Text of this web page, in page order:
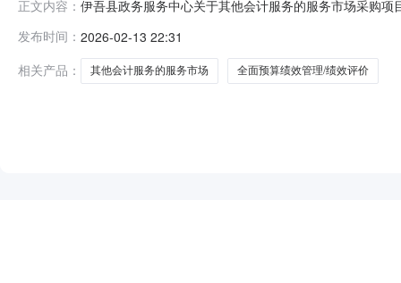
正文内容： 伊吾县政务服务中心关于其他会计服务的服务市场采购
行政区划编码:650522项目所在行政区划名称:新疆维吾
发布时间： 2026-02-13 22:31
相关产品：
其他会计服务的服务市场 全面预算绩效管理/绩效评价